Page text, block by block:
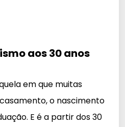
aos 30 anos
em que muitas
o nascimento
E é a partir dos 30